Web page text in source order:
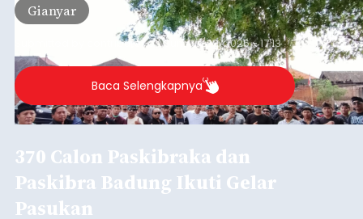
Gianyar
contributoronSun, 08/09/2026 - 17:13
Baca Selengkapnya
370 Calon Paskibraka dan
Paskibra Badung Ikuti Gelar
Pasukan